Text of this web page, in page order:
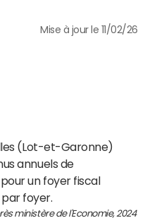
Mise à jour le 11/02/26
(Lot-et-Garonne)
annuels de
un foyer fiscal
foyer.
ministère de l'Economie, 2024